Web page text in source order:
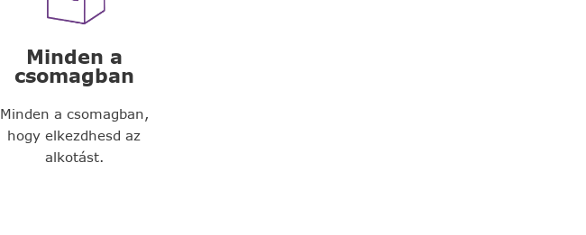
Minden a
csomagban
Minden a csomagban,
hogy elkezdhesd az
alkotást.